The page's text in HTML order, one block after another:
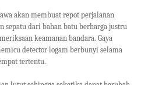
akan membuat repot perjalanan
sepatu dari bahan batu berharga justru
keamanan bandara. Gaya
detector logam berbunyi selama
tertentu.